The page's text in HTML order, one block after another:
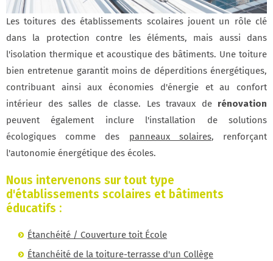
Les toitures des établissements scolaires jouent un rôle clé
dans la protection contre les éléments, mais aussi dans
l'isolation thermique et acoustique des bâtiments. Une toiture
bien entretenue garantit moins de déperditions énergétiques,
contribuant ainsi aux économies d'énergie et au confort
intérieur des salles de classe. Les travaux de rénovation
peuvent également inclure l'installation de solutions
écologiques comme des panneaux solaires, renforçant
l'autonomie énergétique des écoles.
Nous intervenons sur tout type
d'établissements scolaires et bâtiments
éducatifs :
Étanchéité / Couverture toit École
Étanchéité de la toiture-terrasse d'un Collège